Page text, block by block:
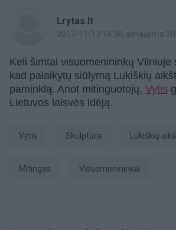
Lrytas.lt
2017-11-17 14:38, atnaujinta
Keli šimtai visuomenininkų Vilniuje
kad palaikytų siūlymą Lukiškių
paminklą. Anot mitinguotojų, Vytis
Lietuvos laisvės idėją.
Vytis skulptūra Lukiškių
Mitingas visuomenininkai